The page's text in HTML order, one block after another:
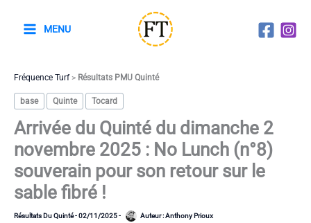
MENU
Fréquence Turf> Résultats PMU Quinté
base Quinte Tocard
Arrivée du Quinté du dimanche 2
novembre 2025 : No Lunch (n°8)
souverain pour son retour sur le
sable fibré !
Résultats Du Quinté-02/11/2025- Auteur :Anthony Prioux